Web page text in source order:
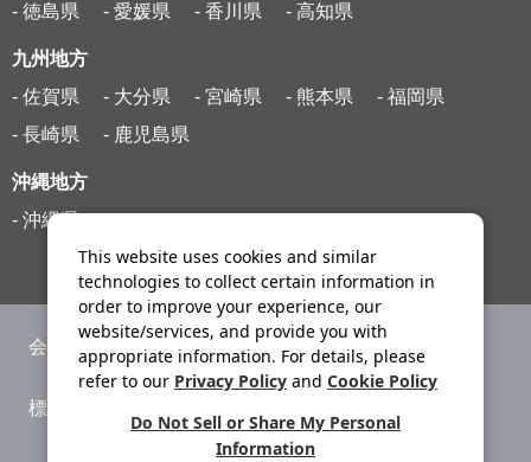
- 徳島県
- 愛媛県 - 香川県 - 高知県
九州地方
- 佐賀県
- 大分県 - 宮崎県 - 熊本県
- 福岡県
- 長崎県
- 鹿児島県
沖縄地方
- 沖縄県
会社案内 ニュースリリース
標識・約款
This website uses cookies and similar
technologies to collect certain information in
order to improve your experience, our
website/services, and provide you with
appropriate information. For details, please
refer to our Privacy Policy and Cookie Policy
Do Not Sell or Share My Personal
Information